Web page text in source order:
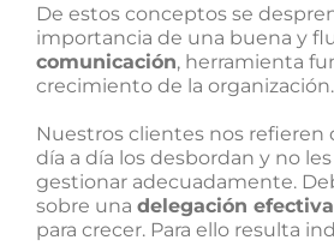
De estos conceptos se
importancia de una buena y
comunicación, herramienta
crecimiento de la organización.
Nuestros clientes nos refieren
día a día los desbordan y no
gestionar adecuadamente.
sobre una delegación efectiva
para crecer. Para ello resulta